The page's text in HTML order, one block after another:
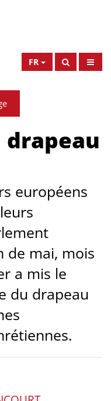
FR
drapeau
européens
de mai, mois
a mis le
du drapeau